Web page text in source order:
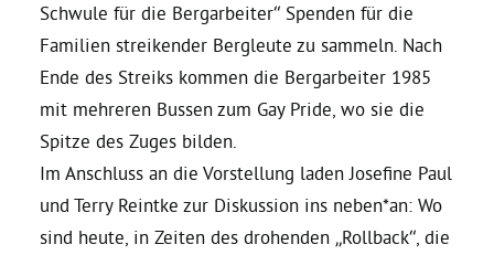
Aktiv werden
Termine
Arbeitsgruppen
Schwule für die Bergarbeiter“ Spenden für die
Familien streikender Bergleute zu sammeln. Nach
Ende des Streiks kommen die Bergarbeiter 1985
mit mehreren Bussen zum Gay Pride, wo sie die
Spitze des Zuges bilden.
Im Anschluss an die Vorstellung laden Josefine Paul
und Terry Reintke zur Diskussion ins neben*an: Wo
sind heute, in Zeiten des drohenden „Rollback“, die